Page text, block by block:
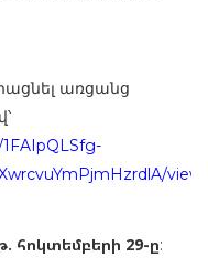
առցանց
հոկտեմբերի 29-ը: